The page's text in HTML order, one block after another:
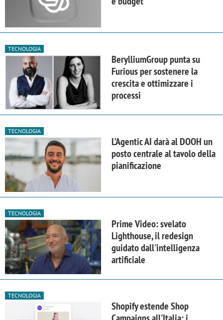
TECNOLOGIA
BerylliumGroup punta su
Furious per sostenere la
crescita e ottimizzare i
processi
TECNOLOGIA
L’Agentic AI darà al DOOH un
posto centrale al tavolo della
pianificazione
TECNOLOGIA
Prime Video: svelato
Lighthouse, il redesign
guidato dall'intelligenza
artificiale
TECNOLOGIA
Shopify estende Shop